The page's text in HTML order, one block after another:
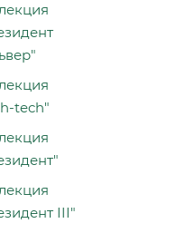
tech"
III"